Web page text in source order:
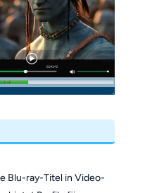
Blu-ray-Titel in Video-